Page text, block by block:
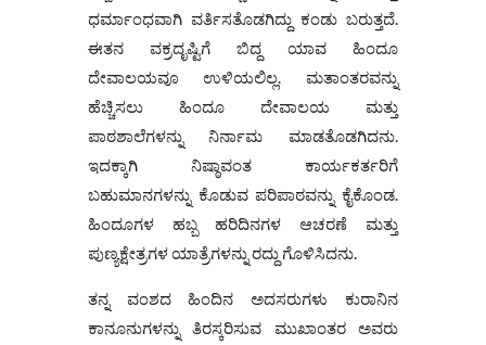
ಧರ್ಮಾಂಧವಾಗಿ ವರ್ತಿಸತೊಡಗಿದ್ದು ಕಂಡು ಬರುತ್ತದೆ.
ಈತನ ವಕ್ರದೃಷ್ಟಿಗೆ ಬಿದ್ದ ಯಾವ ಹಿಂದೂ
ದೇವಾಲಯವೂ ಉಳಿಯಲಿಲ್ಲ. ಮತಾಂತರವನ್ನು
ಹೆಚ್ಚಿಸಲು ಹಿಂದೂ ದೇವಾಲಯ ಮತ್ತು
ಪಾಠಶಾಲೆಗಳನ್ನು ನಿರ್ನಾಮ ಮಾಡತೊಡಗಿದನು.
ಇದಕ್ಕಾಗಿ ನಿಷ್ಠಾವಂತ ಕಾರ್ಯಕರ್ತರಿಗೆ
ಬಹುಮಾನಗಳನ್ನು ಕೊಡುವ ಪರಿಪಾಠವನ್ನು ಕೈಕೊಂಡ.
ಹಿಂದೂಗಳ ಹಬ್ಬ ಹರಿದಿನಗಳ ಆಚರಣೆ ಮತ್ತು
ಪುಣ್ಯಕ್ಷೇತ್ರಗಳ ಯಾತ್ರೆಗಳನ್ನು ರದ್ದು ಗೊಳಿಸಿದನು.
ತನ್ನ ವಂಶದ ಹಿಂದಿನ ಅದಸರುಗಳು ಕುರಾನಿನ
ಕಾನೂನುಗಳನ್ನು ತಿರಸ್ಕರಿಸುವ ಮುಖಾಂತರ ಅವರು